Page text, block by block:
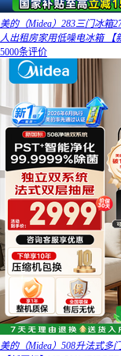
美的（Midea）283三门冰箱
人出租房家用低噪电冰箱 【
5000条评价
美的（Midea）508升法式多